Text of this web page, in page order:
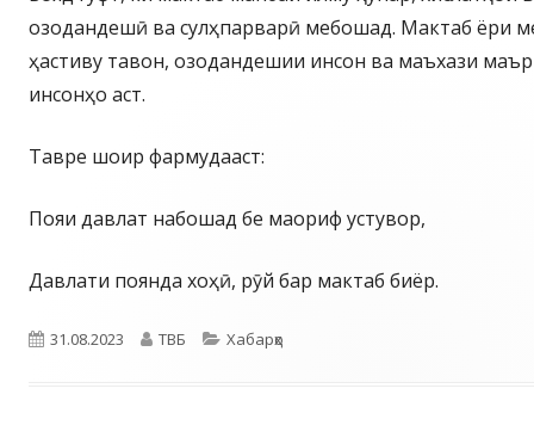
озодандешӣ ва сулҳпарварӣ мебошад. Мактаб ёри
ҳастиву тавон, озодандешии инсон ва маъхази
инсонҳо аст.
Тавре шоир фармудааст:
Пояи давлат набошад бе маориф устувор,
Давлати поянда хоҳӣ, рӯй бар мактаб биёр.
Опубликовано
31.08.2023 Автор
ТВБ Рубрики
Хабарҳо